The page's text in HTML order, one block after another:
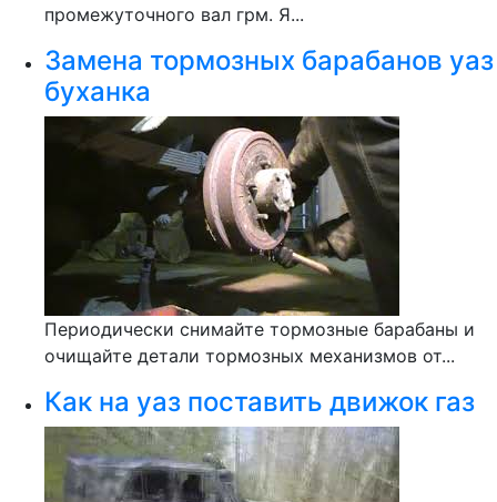
промежуточного вал грм. Я...
Замена тормозных барабанов уаз
буханка
Периодически снимайте тормозные барабаны и
очищайте детали тормозных механизмов от...
Как на уаз поставить движок газ